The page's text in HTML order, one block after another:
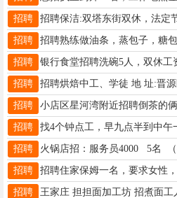
招聘
招聘
招聘
招聘
招聘
招聘
招聘
招聘
招聘